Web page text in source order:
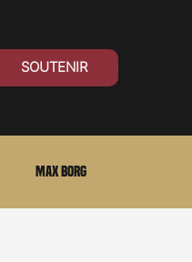
SOUTENIR
Max Borg